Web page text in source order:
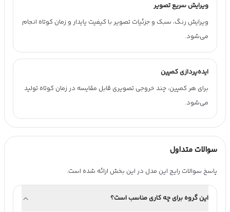
ویرایش سریع تصویر
ویرایش رنگ، سبک و جزئیات تصویر با کیفیت پایدار و زمان کوتاه انجام
می‌شود.
ایده‌پردازی کمپین
برای هر کمپین، چند خروجی تصویری قابل مقایسه در زمان کوتاه تولید
می‌شود.
سوالات متداول
پاسخ سوالات رایج این مدل در این بخش ارائه شده است.
این گروه برای چه کاری مناسب است؟